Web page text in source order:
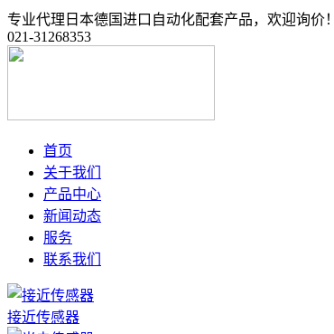
专业代理日本德国进口自动化配套产品，欢迎询价！
021-31268353
首页
关于我们
产品中心
新闻动态
服务
联系我们
接近传感器